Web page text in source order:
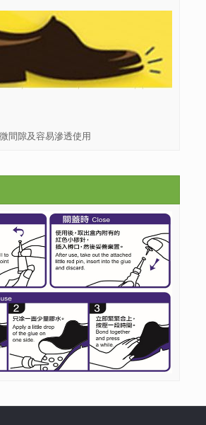
間隙及容易滲透使用